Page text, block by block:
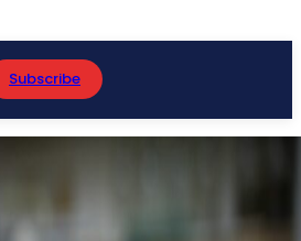
Subscribe